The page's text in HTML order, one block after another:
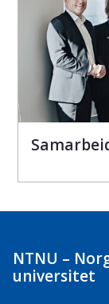
NTNU –
universitet